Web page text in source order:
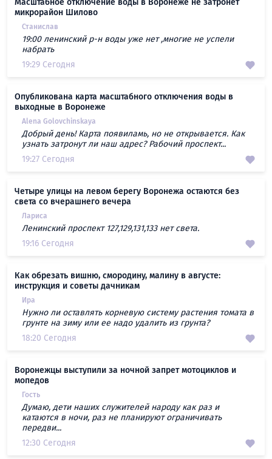
Масштабное отключение воды в Воронеже не затронет
микрорайон Шилово
Станислав
19:00 ленинский р-н воды уже нет ,многие не успели
набрать
19:29 Сегодня
Опубликована карта масштабного отключения воды в
выходные в Воронеже
Alena Golovchinskaya
Добрый день! Карта появиламь, но не открывается. Как
узнать затронут ли наш адрес? Рабочий проспект...
19:27 Сегодня
Четыре улицы на левом берегу Воронежа остаются без
света со вчерашнего вечера
Лариса
Ленинский проспект 127,129,131,133 нет света.
19:16 Сегодня
Как обрезать вишню, смородину, малину в августе:
инструкция и советы дачникам
Ира
Нужно ли оставлять корневую систему растения томата в
грунте на зиму или ее надо удалить из грунта?
18:20 Сегодня
Воронежцы выступили за ночной запрет мотоциклов и
мопедов
Гость
Думаю, дети наших служителей народу как раз и
катаются в ночи, раз не планируют ограничивать
передви...
12:30 Сегодня